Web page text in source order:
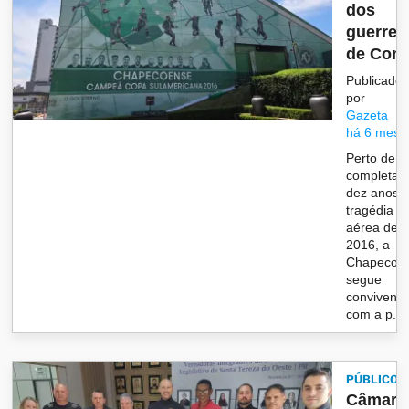
dos
de
Publicado
por
Gazeta
há 6
Perto de
completar
dez anos
tragédia
aérea de
2016, a
segue
com a p...
PÚBLICO